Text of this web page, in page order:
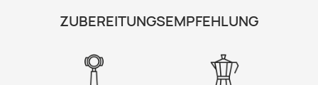
ZUBEREITUNGSEMPFEHLUNG